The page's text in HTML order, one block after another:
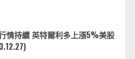
情持續 英特爾利多上漲5%美股